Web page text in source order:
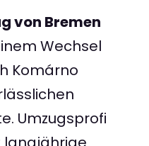
von Bremen
Wechsel
Komárno
Umzugsprofi